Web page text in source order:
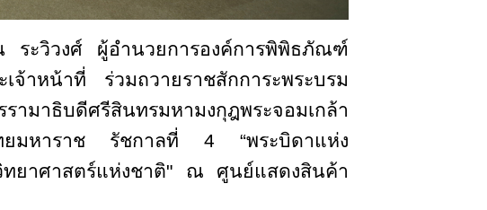
ะวิวงศ์ ผู้อำนวยการองค์การพิพิธภัณฑ์
าหน้าที่ ร่วมถวายราชสักการะพระบรม
ามาธิบดีศรีสินทรมหามงกุฎพระจอมเกล้า
ยมหาราช รัชกาลที่ 4 “พระบิดาแห่ง
ทยาศาสตร์แห่งชาติ" ณ ศูนย์แสดงสินค้า